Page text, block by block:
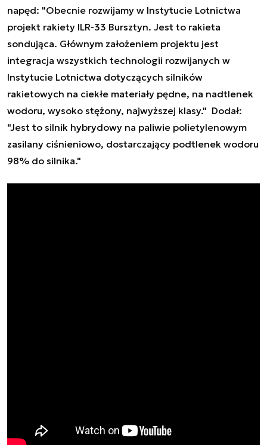
napęd: "Obecnie rozwijamy w Instytucie Lotnictwa
projekt rakiety ILR-33 Bursztyn. Jest to rakieta
sondująca. Głównym założeniem projektu jest
integracja wszystkich technologii rozwijanych w
Instytucie Lotnictwa dotyczących silników
rakietowych na ciekłe materiały pędne, na nadtlenek
wodoru, wysoko stężony, najwyższej klasy." Dodał:
"Jest to silnik hybrydowy na paliwie polietylenowym
zasilany ciśnieniowo, dostarczający podtlenek wodoru
98% do silnika."